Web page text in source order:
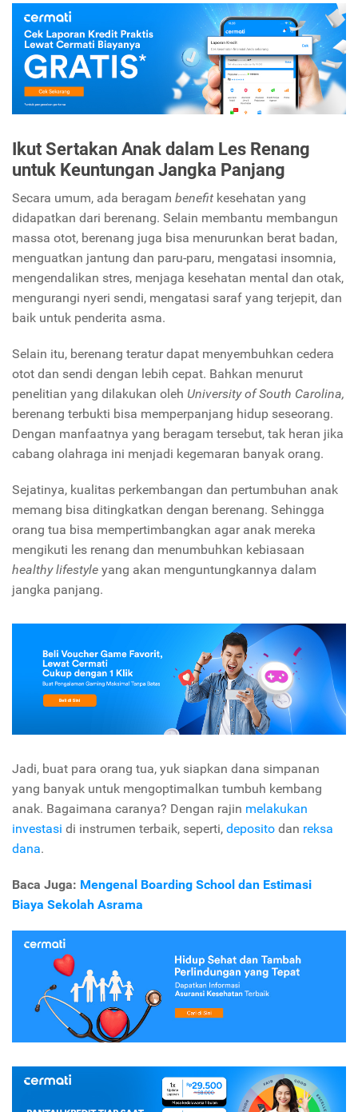
Ikut Sertakan Anak dalam Les Renang
untuk Keuntungan Jangka Panjang
Secara umum, ada beragam benefit kesehatan yang
didapatkan dari berenang. Selain membantu membangun
massa otot, berenang juga bisa menurunkan berat badan,
menguatkan jantung dan paru-paru, mengatasi insomnia,
mengendalikan stres, menjaga kesehatan mental dan otak,
mengurangi nyeri sendi, mengatasi saraf yang terjepit, dan
baik untuk penderita asma.
Selain itu, berenang teratur dapat menyembuhkan cedera
otot dan sendi dengan lebih cepat. Bahkan menurut
penelitian yang dilakukan oleh University of South Carolina,
berenang terbukti bisa memperpanjang hidup seseorang.
Dengan manfaatnya yang beragam tersebut, tak heran jika
cabang olahraga ini menjadi kegemaran banyak orang.
Sejatinya, kualitas perkembangan dan pertumbuhan anak
memang bisa ditingkatkan dengan berenang. Sehingga
orang tua bisa mempertimbangkan agar anak mereka
mengikuti les renang dan menumbuhkan kebiasaan
healthy lifestyle yang akan menguntungkannya dalam
jangka panjang.
Jadi, buat para orang tua, yuk siapkan dana simpanan
yang banyak untuk mengoptimalkan tumbuh kembang
anak. Bagaimana caranya? Dengan rajin melakukan
investasi di instrumen terbaik, seperti, deposito dan reksa
dana.
Baca Juga: Mengenal Boarding School dan Estimasi
Biaya Sekolah Asrama